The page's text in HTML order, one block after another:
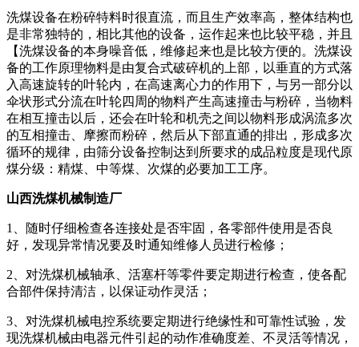
洗煤设备在粉碎特料时很直流，而且生产效率高，整体结构也
是非常独特的，相比其他的设备，运作起来也比较平稳，并且
【洗煤设备的本身噪音低，维修起来也是比较方便的。洗煤设
备的工作原理物料是由复合式破碎机的上部，以垂直的方式落
入高速旋转的叶轮内，在高速离心力的作用下，与另一部分以
伞状形式分流在叶轮四周的物料产生高速撞击与粉碎，当物料
在相互撞击以后，还会在叶轮和机壳之间以物料形成涡流多次
的互相撞击、摩擦而粉碎，然后从下部直通的排出，形成多次
循环的规律，由筛分设备控制达到所要求的成品粒度是现代原
煤分级：精煤、中等煤、次煤的必要加工工序。
山西洗煤机械制造厂
1、随时仔细检查各连接处是否牢固，各零部件使用是否良
好，发现异常情况要及时通知维修人员进行检修；
2、对洗煤机械轴承、活塞杆等零件要定期进行检查，使各配
合部件保持清洁，以保证动作灵活；
3、对洗煤机械电控系统要定期进行绝缘性和可靠性试验，发
现洗煤机械由电器元件引起的动作准确度差、不灵活等情况，